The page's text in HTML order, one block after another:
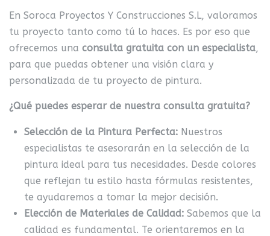
En Soroca Proyectos Y Construcciones S.L, valoramos
tu proyecto tanto como tú lo haces. Es por eso que
ofrecemos una consulta gratuita con un especialista,
para que puedas obtener una visión clara y
personalizada de tu proyecto de pintura.
¿Qué puedes esperar de nuestra consulta gratuita?
Selección de la Pintura Perfecta: Nuestros
especialistas te asesorarán en la selección de la
pintura ideal para tus necesidades. Desde colores
que reflejan tu estilo hasta fórmulas resistentes,
te ayudaremos a tomar la mejor decisión.
Elección de Materiales de Calidad: Sabemos que la
calidad es fundamental. Te orientaremos en la